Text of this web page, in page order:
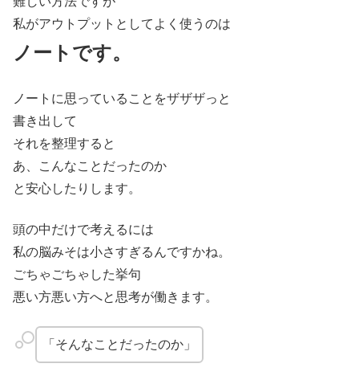
私がアウトプットとしてよく使うのは
ノートです。
ノートに思っていることをザザザっと
書き出して
それを整理すると
あ、こんなことだったのか
と安心したりします。
頭の中だけで考えるには
私の脳みそは小さすぎるんですかね。
ごちゃごちゃした挙句
悪い方悪い方へと思考が働きます。
「そんなことだったのか」